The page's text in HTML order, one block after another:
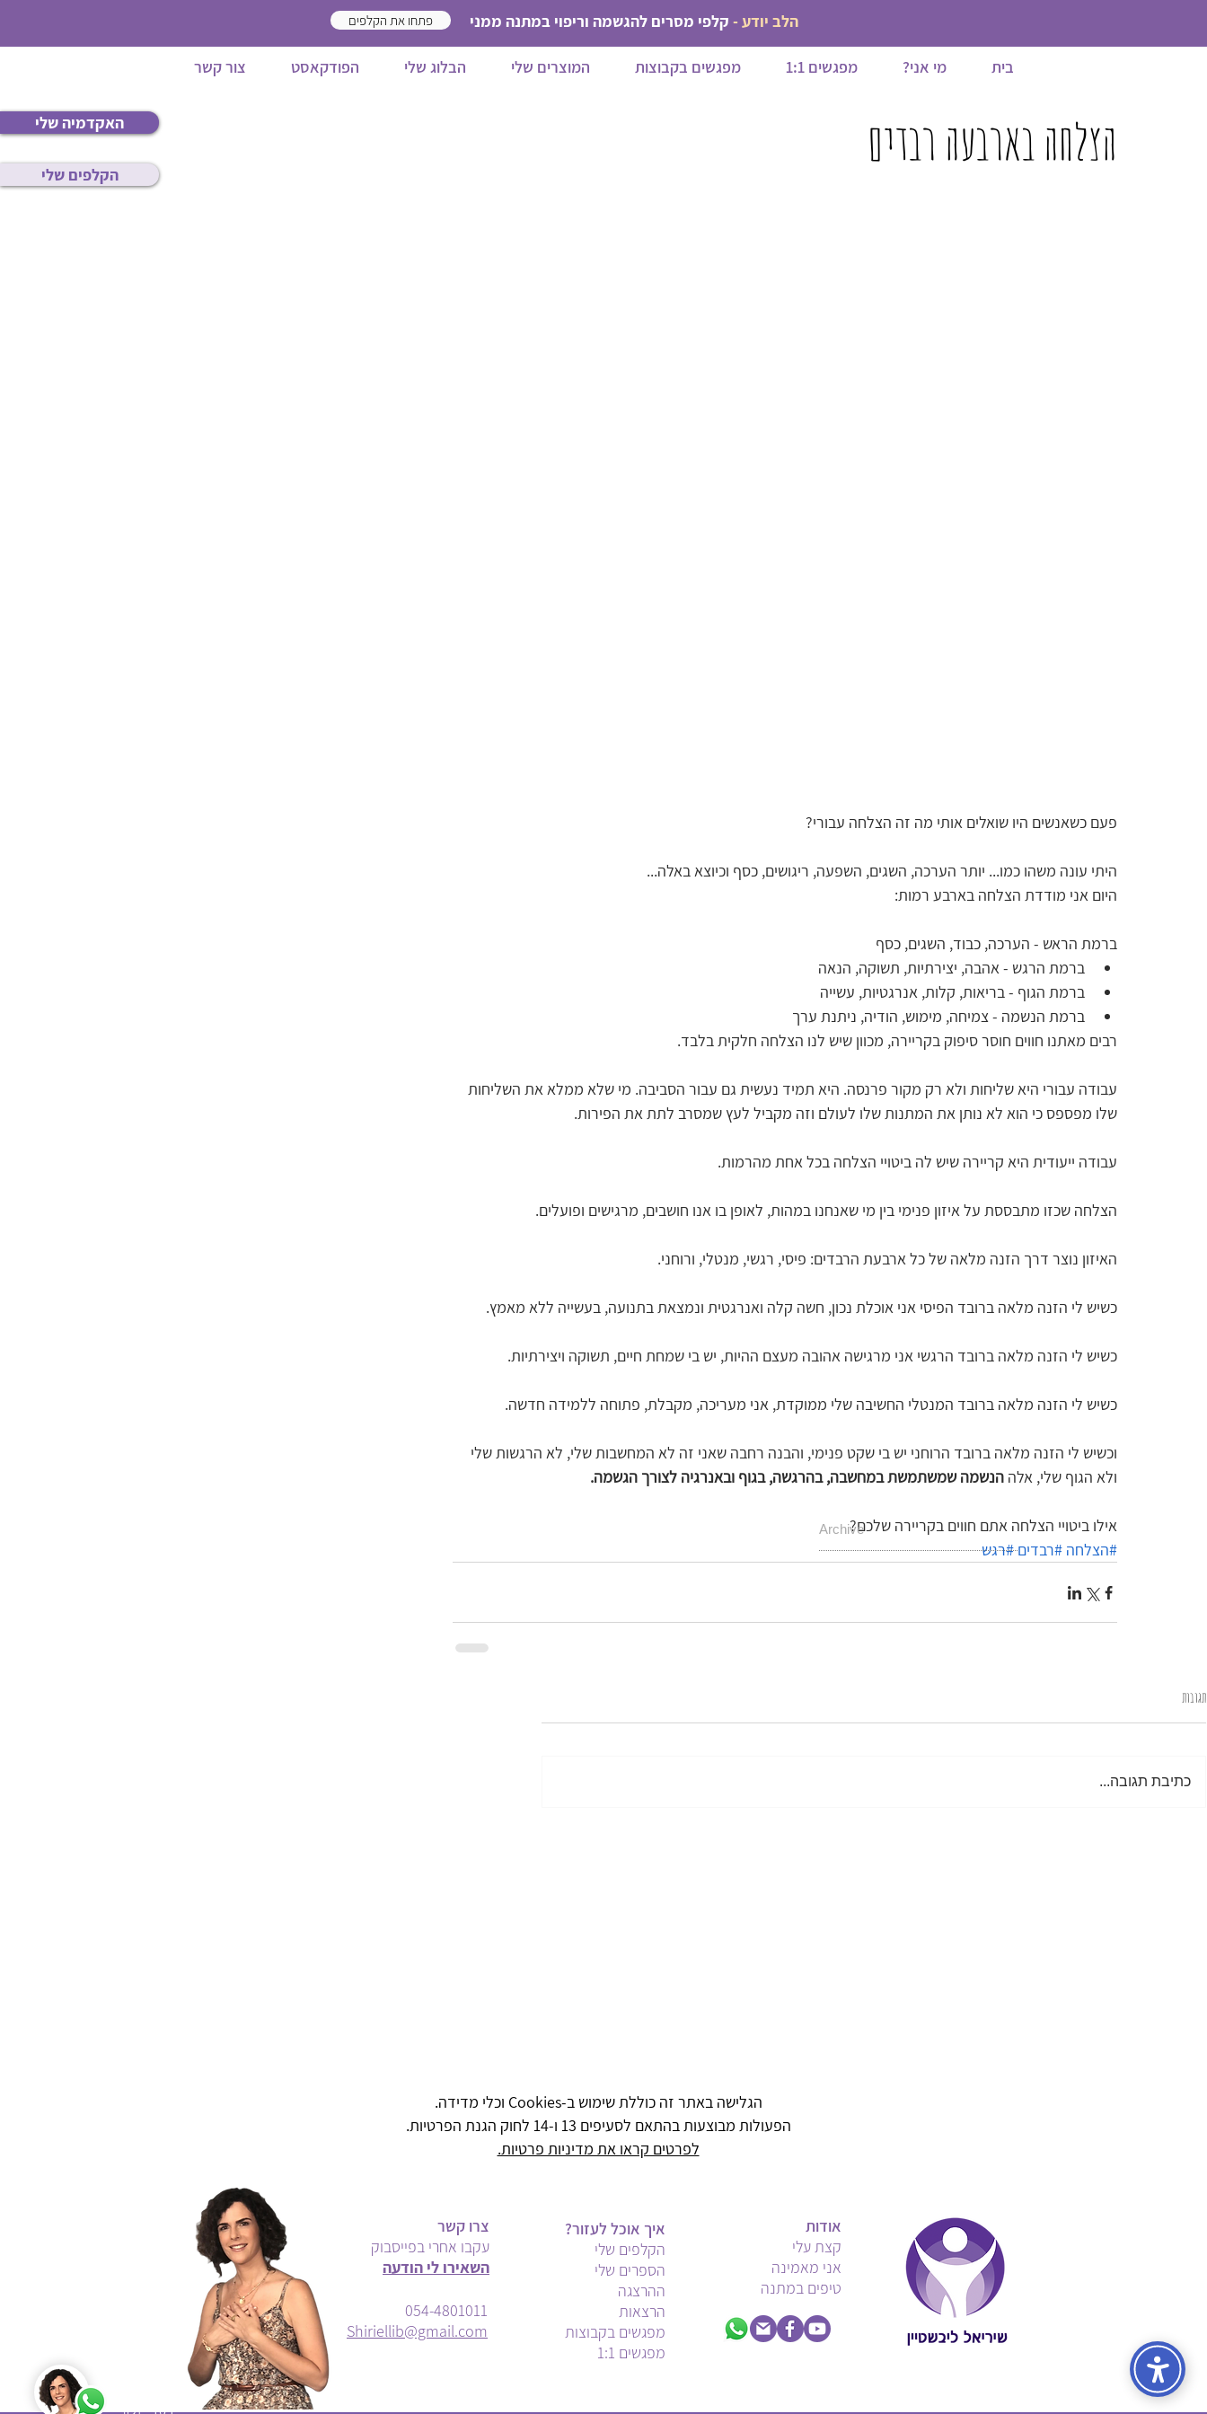
האקדמיה שלי
הקלפים שלי
פתחו את הקלפים הלב יודע - קלפי מסרים להגשמה וריפוי במתנה ממני
בית מי אני? מפגשים 1:1 מפגשים בקבוצות המוצרים שלי הבלוג שלי הפודקאסט צור קשר
הצלחה בארבעה רבדים
פעם כשאנשים היו שואלים אותי מה זה הצלחה עבורי?
היתי עונה משהו כמו... יותר הערכה, השגים, השפעה, ריגושים, כסף וכיוצא באלה...
היום אני מודדת הצלחה בארבע רמות:
ברמת הראש - הערכה, כבוד, השגים, כסף
ברמת הרגש - אהבה, יצירתיות, תשוקה, הנאה
ברמת הגוף - בריאות, קלות, אנרגטיות, עשייה
ברמת הנשמה - צמיחה, מימוש, הודיה, ניתנת ערך
רבים מאתנו חווים חוסר סיפוק בקריירה, מכוון שיש לנו הצלחה חלקית בלבד.
עבודה עבורי היא שליחות ולא רק מקור פרנסה. היא תמיד נעשית גם עבור הסביבה. מי שלא ממלא את השליחות
שלו מפספס כי הוא לא נותן את המתנות שלו לעולם וזה מקביל לעץ שמסרב לתת את הפירות.
עבודה ייעודית היא קריירה שיש לה ביטויי הצלחה בכל אחת מהרמות.
הצלחה שכזו מתבססת על איזון פנימי בין מי שאנחנו במהות, לאופן בו אנו חושבים, מרגישים ופועלים.
האיזון נוצר דרך הזנה מלאה של כל ארבעת הרבדים: פיסי, רגשי, מנטלי, ורוחני.
כשיש לי הזנה מלאה ברובד הפיסי אני אוכלת נכון, חשה קלה ואנרגטית ונמצאת בתנועה, בעשייה ללא מאמץ.
כשיש לי הזנה מלאה ברובד הרגשי אני מרגישה אהובה מעצם ההיות, יש בי שמחת חיים, תשוקה ויצירתיות.
כשיש לי הזנה מלאה ברובד המנטלי החשיבה שלי ממוקדת, אני מעריכה, מקבלת, פתוחה ללמידה חדשה.
וכשיש לי הזנה מלאה ברובד הרוחני יש בי שקט פנימי, והבנה רחבה שאני זה לא המחשבות שלי, לא הרגשות שלי
ולא הגוף שלי, אלה הנשמה שמשתמשת במחשבה, בהרגשה, בגוף ובאנרגיה לצורך הגשמה.
אילו ביטויי הצלחה אתם חווים בקריירה שלכם?
#הצלחה #רבדים #רגש
תגובות
כתיבת תגובה...
Archive
בשבילכם
הגלישה באתר זה כוללת שימוש ב-Cookies וכלי מדידה.
הפעולות מבוצעות בהתאם לסעיפים 13 ו-14 לחוק הגנת הפרטיות.
לפרטים קראו את מדיניות פרטיות.
צרו קשר
עקבו אחרי בפייסבוק
השאירו לי הודעה
איך אוכל לעזור?
הקלפים שלי
הספרים שלי
ההרצגה
הרצאות
מפגשים בקבוצות
מפגשים 1:1
אודות
קצת עלי
אני מאמינה
טיפים במתנה
054-4801011
Shiriellib@gmail.com